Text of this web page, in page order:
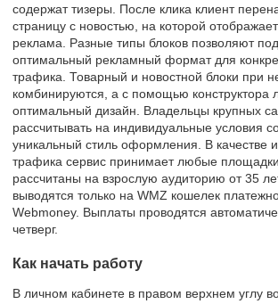
содержат тизеры. После клика клиент
страницу с новостью, на которой
реклама. Разные типы блоков позволяют
оптимальный рекламный формат для
трафика. Товарный и новостной блоки при
комбинируются, а с помощью конструктора
оптимальный дизайн. Владельцы крупных
рассчитывать на индивидуальные условия
уникальный стиль оформления. В качестве
трафика сервис принимает любые
рассчитаны на взрослую аудиторию от 35
выводятся только на WMZ кошелек
Webmoney. Выплаты проводятся
четверг.
Как начать работу
В личном кабинете в правом верхнем углу